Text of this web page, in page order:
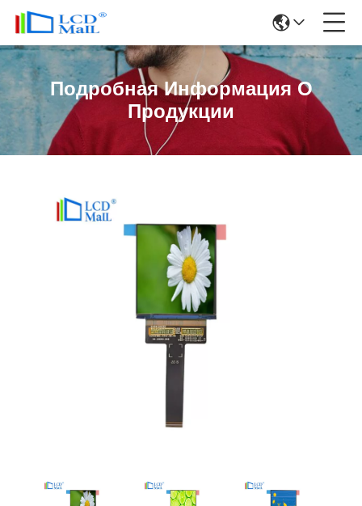
Подробная Информация О
Продукции